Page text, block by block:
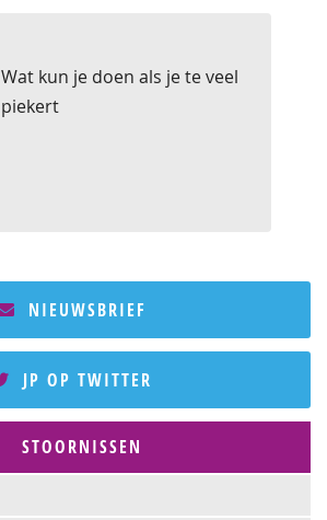
Wat kun je doen als je te veel
piekert
NIEUWSBRIEF
JP OP TWITTER
STOORNISSEN